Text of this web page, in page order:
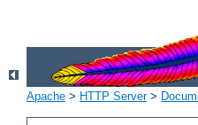
Apache > HTTP Server>